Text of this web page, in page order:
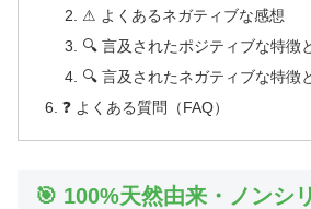
⚠ よくあるネガティブな感想
🔍 言及されたポジティブな特徴
🔍 言及されたネガティブな特徴
❓ よくある質問（FAQ）
🎯 100%天然由来・ノンシ